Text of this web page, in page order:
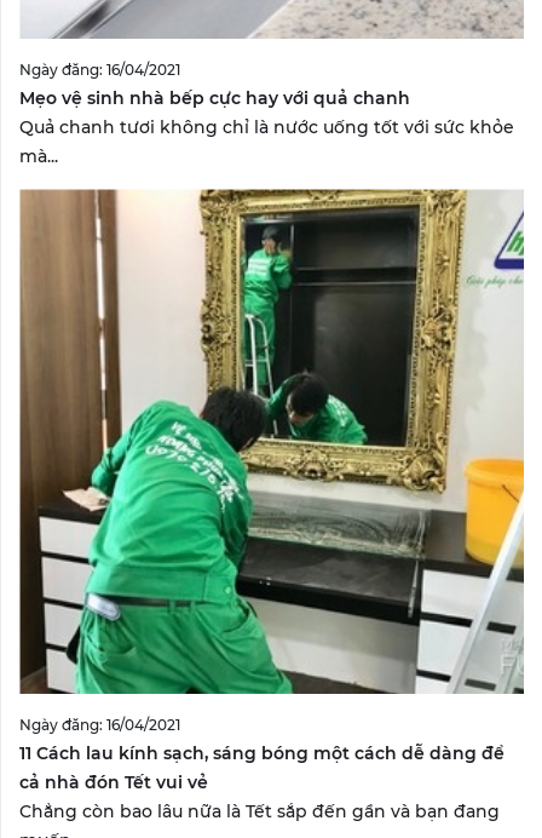
Ngày đăng: 16/04/2021
Mẹo vệ sinh nhà bếp cực hay với quả chanh
Quả chanh tươi không chỉ là nước uống tốt với sức khỏe
mà...
Ngày đăng: 16/04/2021
11 Cách lau kính sạch, sáng bóng một cách dễ dàng để
cả nhà đón Tết vui vẻ
Chẳng còn bao lâu nữa là Tết sắp đến gần và bạn đang